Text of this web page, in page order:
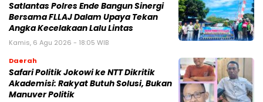
Satlantas Polres Ende Bangun Sinergi
Bersama FLLAJ Dalam Upaya Tekan
Angka Kecelakaan Lalu Lintas
Kamis, 6 Agu 2026 - 18:05 WIB
Daerah
Safari Politik Jokowi ke NTT Dikritik
Akademisi: Rakyat Butuh Solusi, Bukan
Manuver Politik